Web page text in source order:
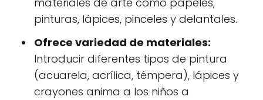
pinturas, lápices, pinceles y delantales.
Ofrece variedad de materiales:
Introducir diferentes tipos de pintura
(acuarela, acrílica, témpera), lápices y
crayones anima a los niños a